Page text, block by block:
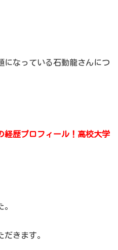
になっている石動龍さんにつ
歴プロフィール！高校大学
きます。